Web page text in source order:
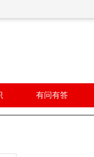
有问有答